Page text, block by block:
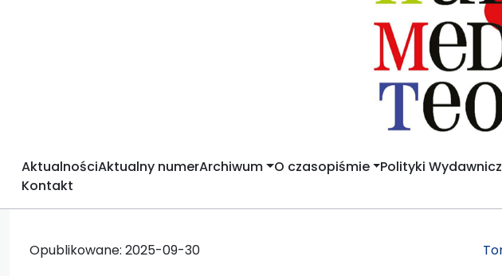
AktualnościAktualny numerArchiwum O czasopiśmie Polityki
Kontakt
Opublikowane: 2025-09-30